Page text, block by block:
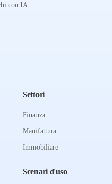
con IA
Settori
Finanza
Manifattura
Immobiliare
Scenari d'uso